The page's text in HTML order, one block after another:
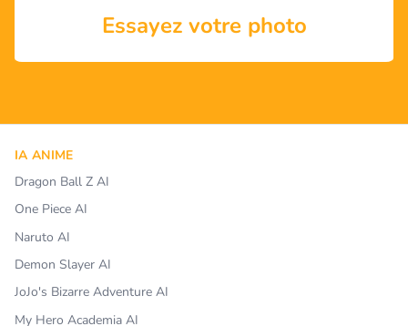
Essayez votre photo
IA ANIME
Dragon Ball Z AI
One Piece AI
Naruto AI
Demon Slayer AI
JoJo's Bizarre Adventure AI
My Hero Academia AI